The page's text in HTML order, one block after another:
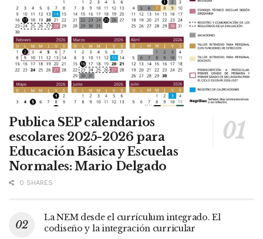
Publica SEP calendarios
escolares 2025-2026 para
Educación Básica y Escuelas
Normales: Mario Delgado
0 SHARES
La NEM desde el currículum integrado. El
codiseño y la integración curricular